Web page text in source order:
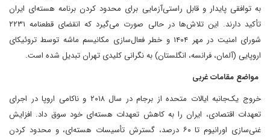
به توافقی پایدار و قابل راستی‌آزمایی برای محدود کردن برنامه هسته‌ای ایران
تأکید دارند. این تلاش‌ها در حالی صورت می‌گیرد که انقضای قطعنامه ۲۲۳۱
شورای امنیت در مهر ۱۴۰۴ و خطر فعال‌سازی مکانیسم ماشه توسط تروئیکای
اروپایی (آلمان، فرانسه، انگلستان) به نگرانی کلیدی تهران تبدیل شده است.
مواضع مقامات غربی
خروج یک‌جانبه ایالات متحده از برجام در سال ۲۰۱۸ و ناکامی اروپا در اجرای
تعهدات اقتصادی، ایران را به کاهش تعهدات هسته‌ای خود سوق داد. افزایش
غنی‌سازی اورانیوم تا ۶۰ درصد، گسترش تأسیسات هسته‌ای، و محدود کردن